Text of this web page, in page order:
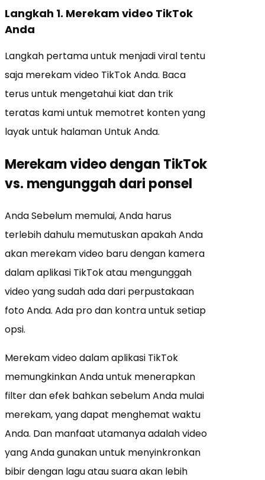
Langkah 1. Merekam video TikTok
Anda
Langkah pertama untuk menjadi viral tentu
saja merekam video TikTok Anda. Baca
terus untuk mengetahui kiat dan trik
teratas kami untuk memotret konten yang
layak untuk halaman Untuk Anda.
Merekam video dengan TikTok
vs. mengunggah dari ponsel
Anda Sebelum memulai, Anda harus
terlebih dahulu memutuskan apakah Anda
akan merekam video baru dengan kamera
dalam aplikasi TikTok atau mengunggah
video yang sudah ada dari perpustakaan
foto Anda. Ada pro dan kontra untuk setiap
opsi.
Merekam video dalam aplikasi TikTok
memungkinkan Anda untuk menerapkan
filter dan efek bahkan sebelum Anda mulai
merekam, yang dapat menghemat waktu
Anda. Dan manfaat utamanya adalah video
yang Anda gunakan untuk menyinkronkan
bibir dengan lagu atau suara akan lebih